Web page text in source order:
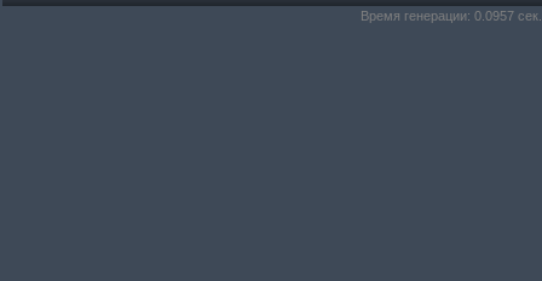
Время генерации: 0.0957